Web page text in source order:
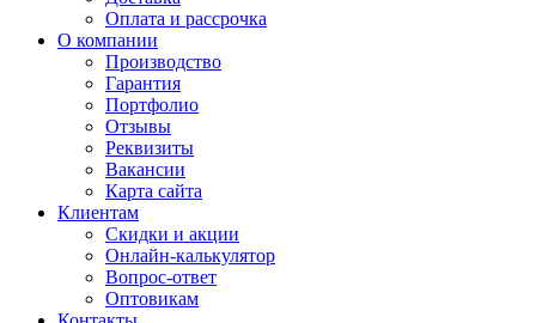
Оплата и рассрочка
О компании
Производство
Гарантия
Портфолио
Отзывы
Реквизиты
Вакансии
Карта сайта
Клиентам
Скидки и акции
Онлайн-калькулятор
Вопрос-ответ
Оптовикам